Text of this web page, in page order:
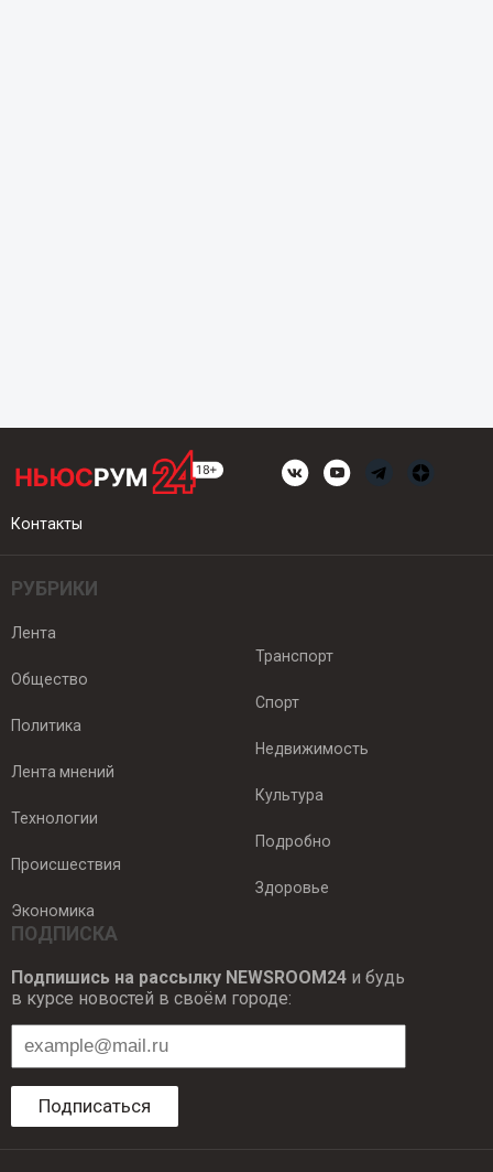
Контакты
РУБРИКИ
Лента
Общество
Политика
Лента мнений
Технологии
Происшествия
Экономика
Транспорт
Спорт
Недвижимость
Культура
Подробно
Здоровье
ПОДПИСКА
Подпишись на рассылку NEWSROOM24и будь
в курсе новостей в своём городе:
Подписаться